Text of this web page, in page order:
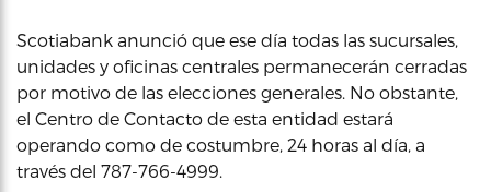
Scotiabank anunció que ese día todas las sucursales,
unidades y oficinas centrales permanecerán cerradas
por motivo de las elecciones generales. No obstante,
el Centro de Contacto de esta entidad estará
operando como de costumbre, 24 horas al día, a
través del 787-766-4999.